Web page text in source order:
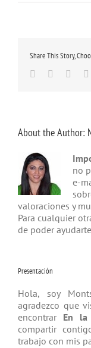
Share This Story,
Facebook
Twitter
About the Author:
no
e-
valoraciones y
Para cualquier
de poder
Presentación
Hola, soy
agradezco que
encontrar En la
compartir
trabajo con mis